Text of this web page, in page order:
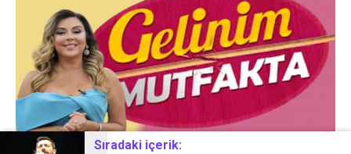
Sıradaki içerik: